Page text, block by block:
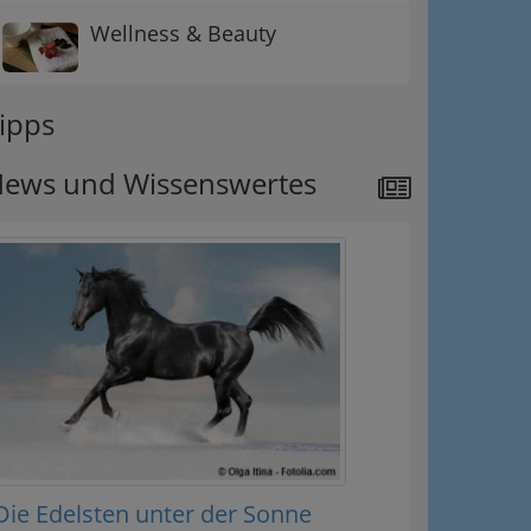
Wellness & Beauty
und Wissenswertes
Edelsten unter der Sonne